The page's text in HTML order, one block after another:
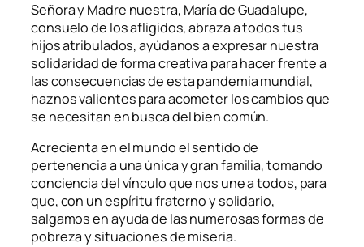
Señora y Madre nuestra, María de Guadalupe,
consuelo de los afligidos, abraza a todos tus
hijos atribulados, ayúdanos a expresar nuestra
solidaridad de forma creativa para hacer frente a
las consecuencias de esta pandemia mundial,
haznos valientes para acometer los cambios que
se necesitan en busca del bien común.
Acrecienta en el mundo el sentido de
pertenencia a una única y gran familia, tomando
conciencia del vínculo que nos une a todos, para
que, con un espíritu fraterno y solidario,
salgamos en ayuda de las numerosas formas de
pobreza y situaciones de miseria.